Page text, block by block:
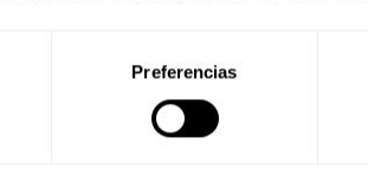
Preferencias